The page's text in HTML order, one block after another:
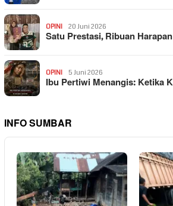
OPINI 20 Juni 2026
Satu Prestasi, Ribuan
OPINI 5 Juni 2026
Ibu Pertiwi Menangis: Ketika
INFO SUMBAR